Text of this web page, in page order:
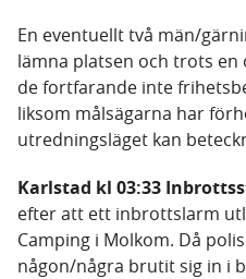
En eventuellt två män/
lämna platsen och trots
de fortfarande inte
liksom målsägarna har
utredningsläget kan
Karlstad kl 03:33
efter att ett inbrottslarm
Camping i Molkom. Då
någon/några brutit sig in i